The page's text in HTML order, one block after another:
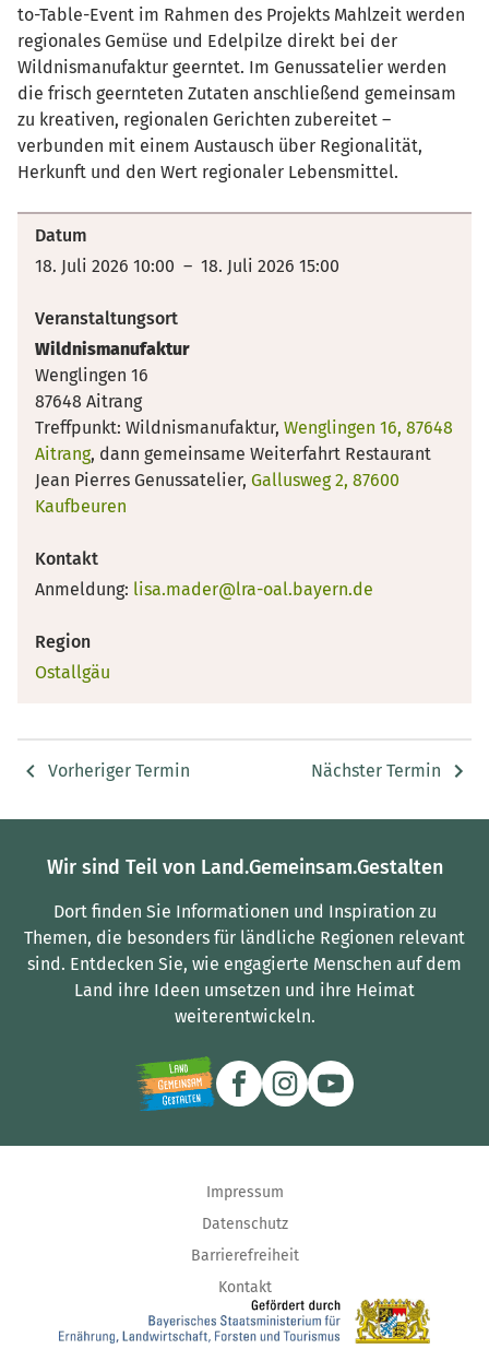
to-Table-Event im Rahmen des Projekts Mahlzeit werden
regionales Gemüse und Edelpilze direkt bei der
Wildnismanufaktur geerntet. Im Genussatelier werden
die frisch geernteten Zutaten anschließend gemeinsam
zu kreativen, regionalen Gerichten zubereitet –
verbunden mit einem Austausch über Regionalität,
Herkunft und den Wert regionaler Lebensmittel.
Datum
18. Juli 2026 10:00 – 18. Juli 2026 15:00
Veranstaltungsort
Wildnismanufaktur
Wenglingen 16
87648 Aitrang
Treffpunkt: Wildnismanufaktur, Wenglingen 16, 87648
Aitrang, dann gemeinsame Weiterfahrt Restaurant
Jean Pierres Genussatelier, Gallusweg 2, 87600
Kaufbeuren
Kontakt
Anmeldung: lisa.mader@lra-oal.bayern.de
Region
Ostallgäu
Vorheriger Termin Nächster Termin
Wir sind Teil von Land.Gemeinsam.Gestalten
Dort finden Sie Informationen und Inspiration zu
Themen, die besonders für ländliche Regionen relevant
sind. Entdecken Sie, wie engagierte Menschen auf dem
Land ihre Ideen umsetzen und ihre Heimat
weiterentwickeln.
Impressum
Datenschutz
Barrierefreiheit
Kontakt